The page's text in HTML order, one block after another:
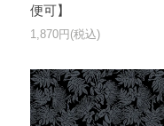
便可】
1,870円(税込)